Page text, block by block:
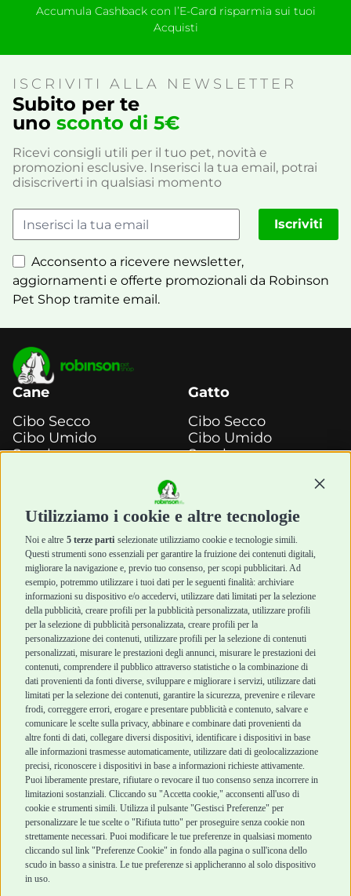
Utilizziamo i cookie e altre tecnologie
Noi e altre 5 terze parti selezionate utilizziamo cookie e tecnologie simili.
Questi strumenti sono essenziali per garantire la fruizione dei contenuti digitali,
migliorare la navigazione e, previo tuo consenso, per scopi pubblicitari. Ad
esempio, potremmo utilizzare i tuoi dati per le seguenti finalità: archiviare
informazioni su dispositivo e/o accedervi, utilizzare dati limitati per la selezione
della pubblicità, creare profili per la pubblicità personalizzata, utilizzare profili
per la selezione di pubblicità personalizzata, creare profili per la
personalizzazione dei contenuti, utilizzare profili per la selezione di contenuti
personalizzati, misurare le prestazioni degli annunci, misurare le prestazioni dei
contenuti, comprendere il pubblico attraverso statistiche o la combinazione di
dati provenienti da fonti diverse, sviluppare e migliorare i servizi, utilizzare dati
limitati per la selezione dei contenuti, garantire la sicurezza, prevenire e rilevare
frodi, correggere errori, erogare e presentare pubblicità e contenuto, salvare e
comunicare le scelte sulla privacy, abbinare e combinare dati provenienti da
altre fonti di dati, collegare diversi dispositivi, identificare i dispositivi in base
alle informazioni trasmesse automaticamente, utilizzare dati di geolocalizzazione
precisi, riconoscere i dispositivi in base a informazioni richieste attivamente.
Puoi liberamente prestare, rifiutare o revocare il tuo consenso senza incorrere in
limitazioni sostanziali. Cliccando su "Accetta cookie," acconsenti all'uso di
cookie e strumenti simili. Utilizza il pulsante "Gestisci Preferenze" per
personalizzare le tue scelte o "Rifiuta tutto" per proseguire senza cookie non
strettamente necessari. Puoi modificare le tue preferenze in qualsiasi momento
cliccando sul link "Preferenze Cookie" in fondo alla pagina o sull'icona dello
scudo in basso a sinistra. Le tue preferenze si applicheranno al solo dispositivo
in uso.
Accumula Cashback con l’E-Card risparmia sui tuoi
Acquisti
ISCRIVITI ALLA NEWSLETTER
Subito per te
uno sconto di 5€
Ricevi consigli utili per il tuo pet, novità e
promozioni esclusive. Inserisci la tua email, potrai
disiscriverti in qualsiasi momento
Acconsento a ricevere newsletter,
aggiornamenti e offerte promozionali da Robinson
Pet Shop tramite email.
Iscriviti
Cane
Cibo Secco
Cibo Umido
Snack e
Igiene e Pulizia
Accessori
Cani Mini
Top Quality
Gatto
Cibo Secco
Cibo Umido
Snack e
Igiene e Pulizia
Accessori
Top Quality
Robinson Pet Shop
Chi siamo
Punti vendita
Marchi
Blog
Assistenza Robinson
Pet Shop
Offerte
Promozioni
Recensioni Feedaty
Acquisti sicuri
Termini e condizioni
di vendita
Cashback
Metodi di
pagamento
Recesso e Reso
Spedizioni
Robinson Pet Shop S.r.l.
Via V. Giovanni Schiaparelli, 21 – 47122 Forlì (FC)
P.iva 04095130409 | REA: FO 329541
info@robinsonpetshop.it | Tel. 0543 096850